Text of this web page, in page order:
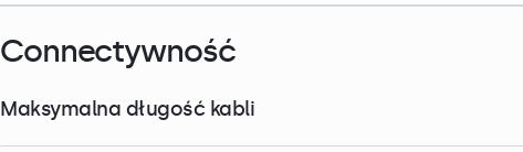
Connectywność
Maksymalna długość kabli